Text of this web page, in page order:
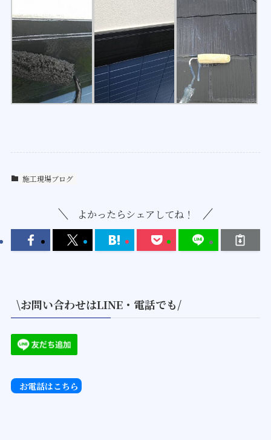
施工現場ブログ
よかったらシェアしてね！
\お問い合わせはLINE・電話でも/
お電話はこちら